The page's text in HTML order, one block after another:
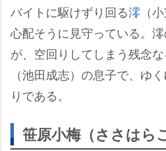
バイトに駆けずり回る澪 （
心配そうに見守っている。
が、空回りしてしまう残念
（池田成志）の息子で、ゆ
りである。
笹原小梅（ささはら